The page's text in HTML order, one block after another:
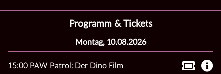
Programm & Tickets
Montag, 10.08.2026
15:00 PAW Patrol: Der Dino Film